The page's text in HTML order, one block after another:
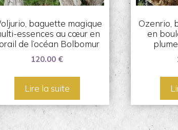
baguette magique
essences au cœur en
de l’océan Bolbomur
120.00 €
Lire la suite
Ozenrio,
en